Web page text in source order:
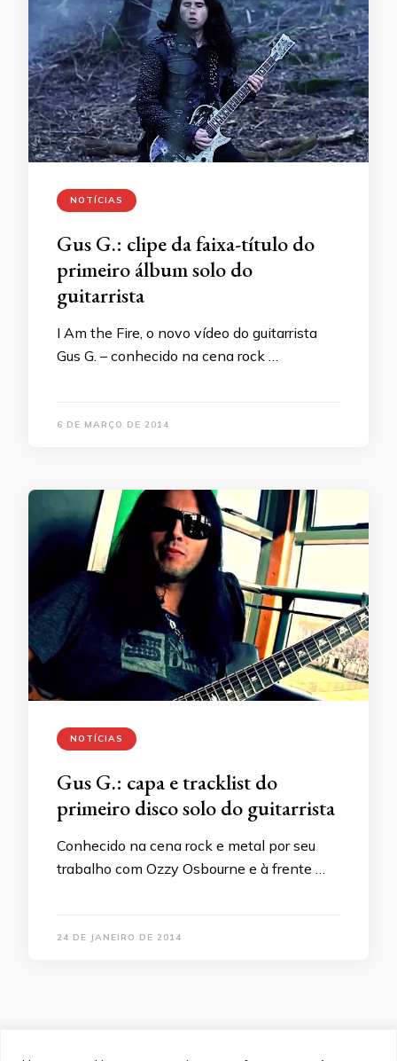
NOTÍCIAS
Gus G.: clipe da faixa-título do
primeiro álbum solo do
guitarrista
I Am the Fire, o novo vídeo do guitarrista
Gus G. – conhecido na cena rock …
6 DE MARÇO DE 2014
NOTÍCIAS
Gus G.: capa e tracklist do
primeiro disco solo do guitarrista
Conhecido na cena rock e metal por seu
trabalho com Ozzy Osbourne e à frente …
24 DE JANEIRO DE 2014